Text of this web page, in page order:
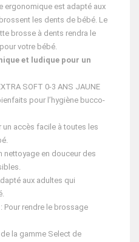
ergonomique est adapté aux
les dents de bébé. Le
brosse à dents rendra le
votre bébé.
et ludique pour un
SOFT 0-3 ANS JAUNE
pour l’hygiène bucco-
un accès facile à toutes les
nettoyage en douceur des
aux adultes qui
: Pour rendre le brossage
la gamme Select de